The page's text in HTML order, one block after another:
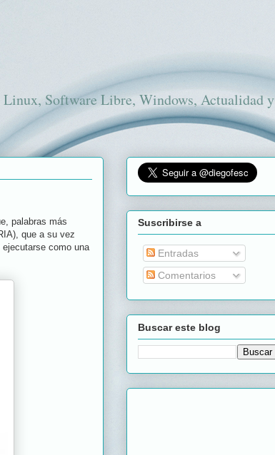
Software Libre, Windows, Actualidad y
palabras más
que a su vez
como una
Suscribirse a
Entradas
Comentarios
Buscar este blog